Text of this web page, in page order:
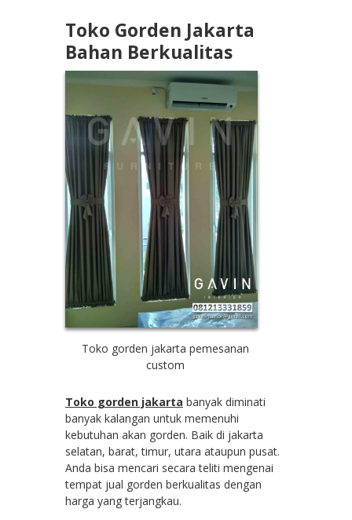
Toko Gorden Jakarta
Bahan Berkualitas
Toko gorden jakarta pemesanan
custom
Toko gorden jakarta banyak diminati
banyak kalangan untuk memenuhi
kebutuhan akan gorden. Baik di jakarta
selatan, barat, timur, utara ataupun pusat.
Anda bisa mencari secara teliti mengenai
tempat jual gorden berkualitas dengan
harga yang terjangkau.